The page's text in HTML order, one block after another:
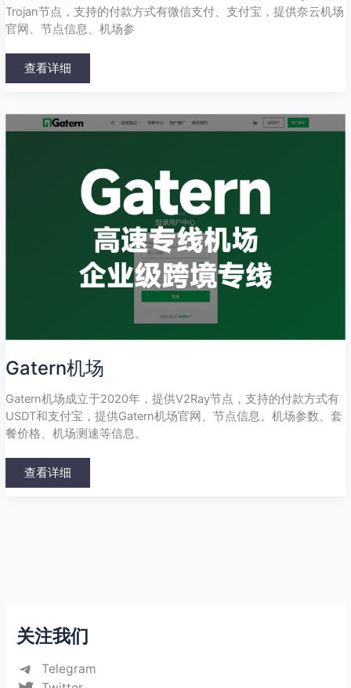
关注我们
Telegram
Trojan节点，支持的付款方式有微信支付、支付宝，提供奈云机场
官网、节点信息、机场参
查看详细
Gatern机场
Gatern机场成立于2020年，提供V2Ray节点，支持的付款方式有
USDT和支付宝，提供Gatern机场官网、节点信息、机场参数、套
餐价格、机场测速等信息。
Gatern
机
查看详细